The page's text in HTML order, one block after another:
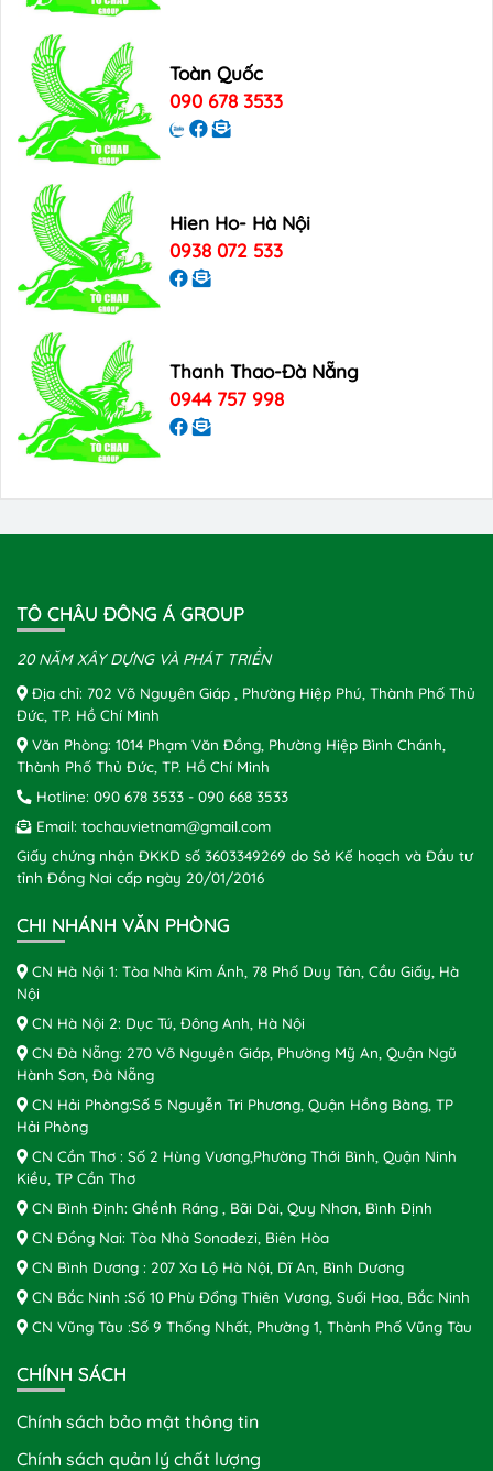
Toàn Quốc
090 678 3533
Hien Ho- Hà Nội
0938 072 533
Thanh Thao-Đà Nẵng
0944 757 998
TÔ CHÂU ĐÔNG Á GROUP
20 NĂM XÂY DỰNG VÀ PHÁT TRIỂN
Địa chỉ: 702 Võ Nguyên Giáp , Phường Hiệp Phú, Thành Phố Thủ
Đức, TP. Hồ Chí Minh
Văn Phòng: 1014 Phạm Văn Đồng, Phường Hiệp Bình Chánh,
Thành Phố Thủ Đức, TP. Hồ Chí Minh
Hotline: 090 678 3533 - 090 668 3533
Email: tochauvietnam@gmail.com
Giấy chứng nhận ĐKKD số 3603349269 do Sở Kế hoạch và Đầu tư
tỉnh Đồng Nai cấp ngày 20/01/2016
CHI NHÁNH VĂN PHÒNG
CN Hà Nội 1: Tòa Nhà Kim Ánh, 78 Phố Duy Tân, Cầu Giấy, Hà
Nội
CN Hà Nội 2: Dục Tú, Đông Anh, Hà Nội
CN Đà Nẵng: 270 Võ Nguyên Giáp, Phường Mỹ An, Quận Ngũ
Hành Sơn, Đà Nẵng
CN Hải Phòng:Số 5 Nguyễn Tri Phương, Quận Hồng Bàng, TP
Hải Phòng
CN Cần Thơ : Số 2 Hùng Vương,Phường Thới Bình, Quận Ninh
Kiều, TP Cần Thơ
CN Bình Định: Ghềnh Ráng , Bãi Dài, Quy Nhơn, Bình Định
CN Đồng Nai: Tòa Nhà Sonadezi, Biên Hòa
CN Bình Dương : 207 Xa Lộ Hà Nội, Dĩ An, Bình Dương
CN Bắc Ninh :Số 10 Phù Đổng Thiên Vương, Suối Hoa, Bắc Ninh
CN Vũng Tàu :Số 9 Thống Nhất, Phường 1, Thành Phố Vũng Tàu
CHÍNH SÁCH
Chính sách bảo mật thông tin
Chính sách quản lý chất lượng